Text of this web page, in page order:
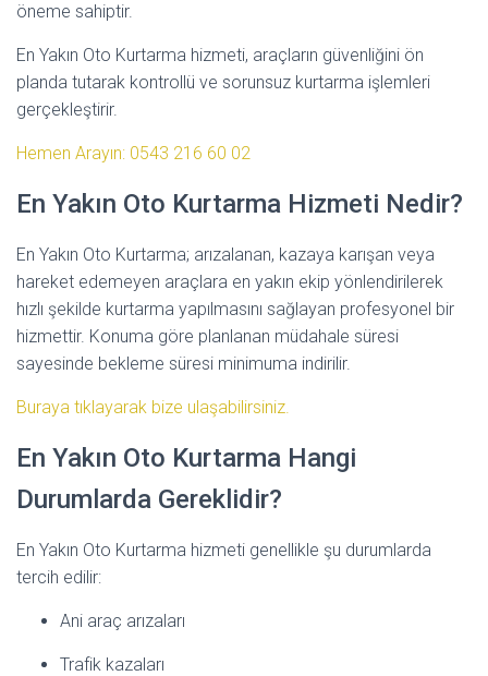
öneme sahiptir.
En Yakın Oto Kurtarma hizmeti, araçların güvenliğini ön
planda tutarak kontrollü ve sorunsuz kurtarma işlemleri
gerçekleştirir.
Hemen Arayın: 0543 216 60 02
En Yakın Oto Kurtarma Hizmeti Nedir?
En Yakın Oto Kurtarma; arızalanan, kazaya karışan veya
hareket edemeyen araçlara en yakın ekip yönlendirilerek
hızlı şekilde kurtarma yapılmasını sağlayan profesyonel bir
hizmettir. Konuma göre planlanan müdahale süresi
sayesinde bekleme süresi minimuma indirilir.
Buraya tıklayarak bize ulaşabilirsiniz.
En Yakın Oto Kurtarma Hangi
Durumlarda Gereklidir?
En Yakın Oto Kurtarma hizmeti genellikle şu durumlarda
tercih edilir:
Ani araç arızaları
Trafik kazaları